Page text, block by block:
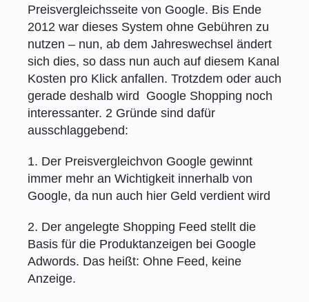
Über uns
Preisvergleichsseite von Google. Bis Ende
2012 war dieses System ohne Gebühren zu
nutzen – nun, ab dem Jahreswechsel ändert
sich dies, so dass nun auch auf diesem Kanal
Kosten pro Klick anfallen. Trotzdem oder auch
gerade deshalb wird Google Shopping noch
interessanter. 2 Gründe sind dafür
ausschlaggebend:
1. Der Preisvergleichvon Google gewinnt
immer mehr an Wichtigkeit innerhalb von
Google, da nun auch hier Geld verdient wird
2. Der angelegte Shopping Feed stellt die
Basis für die Produktanzeigen bei Google
Adwords. Das heißt: Ohne Feed, keine
Anzeige.